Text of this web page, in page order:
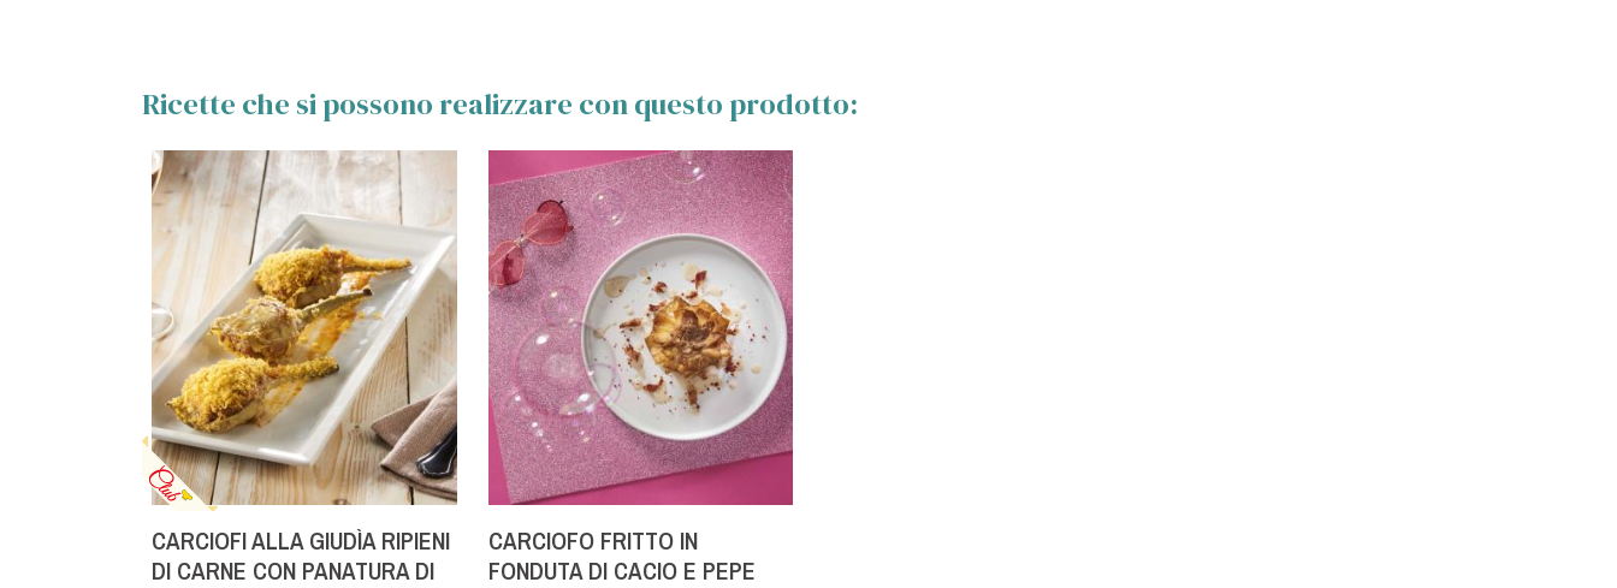
Ricette che si possono realizzare con questo prodotto:
CARCIOFI ALLA GIUDÌA RIPIENI
DI CARNE CON PANATURA DI
CARCIOFO FRITTO IN
FONDUTA DI CACIO E PEPE